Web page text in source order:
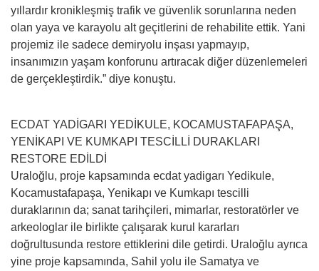
yıllardır kronikleşmiş trafik ve güvenlik sorunlarına neden
olan yaya ve karayolu alt geçitlerini de rehabilite ettik. Yani
projemiz ile sadece demiryolu inşası yapmayıp,
insanımızın yaşam konforunu artıracak diğer düzenlemeleri
de gerçekleştirdik.” diye konuştu.
ECDAT YADİGARI YEDİKULE, KOCAMUSTAFAPAŞA,
YENİKAPI VE KUMKAPI TESCİLLİ DURAKLARI
RESTORE EDİLDİ
Uraloğlu, proje kapsamında ecdat yadigarı Yedikule,
Kocamustafapaşa, Yenikapı ve Kumkapı tescilli
duraklarının da; sanat tarihçileri, mimarlar, restoratörler ve
arkeologlar ile birlikte çalışarak kurul kararları
doğrultusunda restore ettiklerini dile getirdi. Uraloğlu ayrıca
yine proje kapsamında, Sahil yolu ile Samatya ve